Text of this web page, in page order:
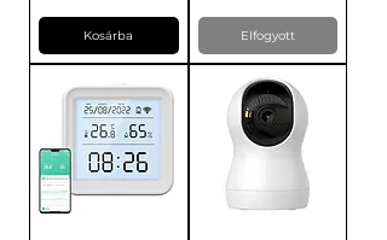
Kosárba Elfogyott